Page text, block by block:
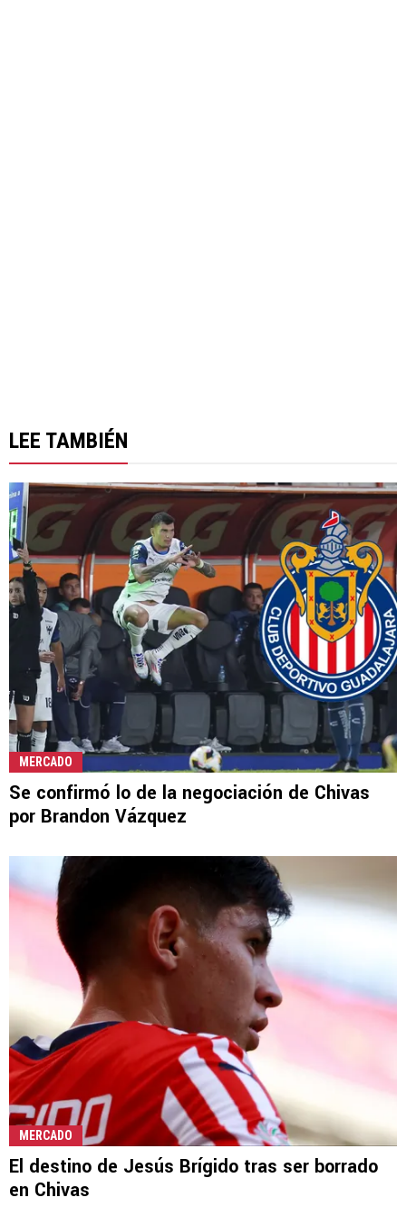
LEE TAMBIÉN
MERCADO
Se confirmó lo de la negociación de Chivas
por Brandon Vázquez
MERCADO
El destino de Jesús Brígido tras ser borrado
en Chivas